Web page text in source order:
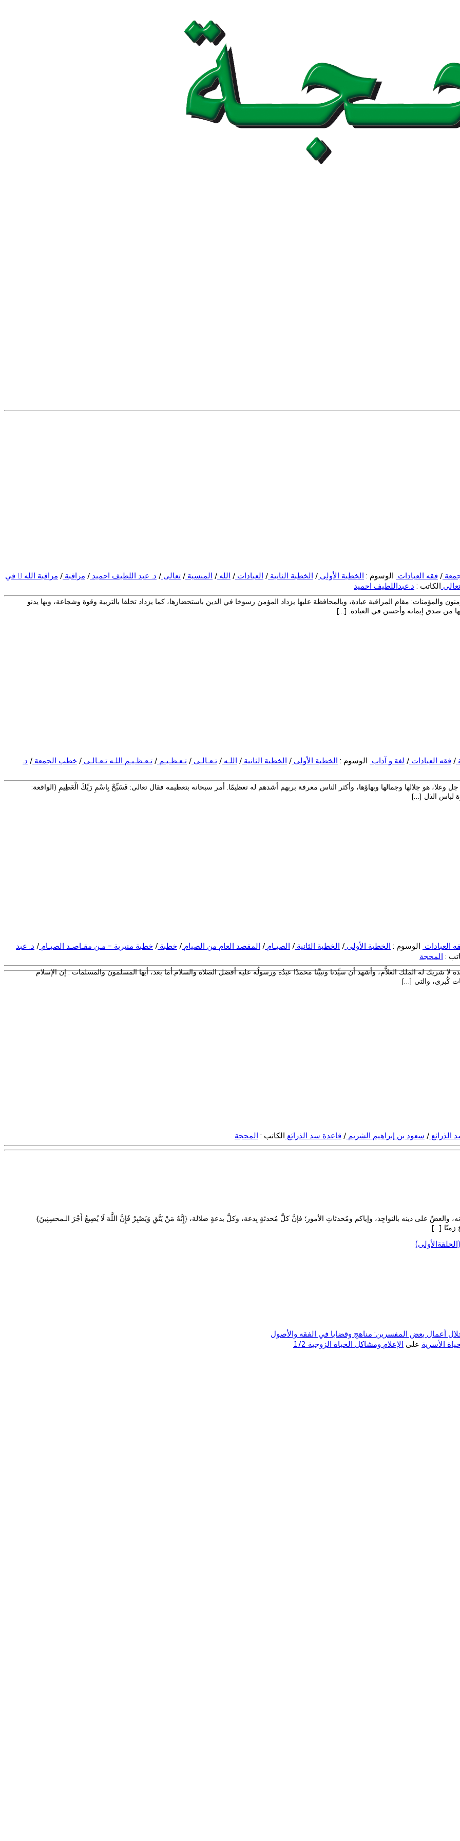
والمؤمنات: مقام المراقبة عبادة، وبالمحافظة عليها يزداد المؤمن رسوخا في الدين باستحضارها، كما يزداد تخلقا بالتربية وقوة وشجاعة، وبها يدنو
من صدق إيمانه وأحسن في العبادة. […]
/ فقه العبادات الوسوم : الخطبة الأولى / الخطبة الثانية / العبادات / الله / المنسية /تعالى / د. عبد اللطيف احميد / مراقبة /
مراقبة الله  في
الكاتب : د.عبداللطيف احميد
جل وعلا، هو جلالها وجمالها وبهاؤها، وأكثر الناس معرفة بربهم أشدهم له تعظيمًا. أمر سبحانه بتعظيمه فقال تعالى: فَسَبِّحْ بِاسْمِ رَبِّكَ الْعَظِيمِ (الواقعة:
/ فقه العبادات / لغة و آداب الوسوم : الخطبة الأولى / الخطبة الثانية / اللـه /تـعـالـى /تـعـظـيـم /تـعـظـيـم اللـه تـعـالـى /خطب الجمعة / د.
لا شريك له الملك العلاَّم، وأشهد أن سيِّدَنا ونبيَّنا محمدًا عبدُه ورسولُه عليه أفضل الصلاة والسلام.أما بعد، أيها المسلمون والمسلمات : إن الإسلام
كُبرى، والتي […]
العبادات الوسوم : الخطبة الأولى / الخطبة الثانية / الصيـام / المقصد العام من الصيام /خطبة /خطبة منبرية - مـن مقـاصـد الصيـام / د. عبد
: المحجة
والعضِّ على دينه بالنواجِذ، وإياكم ومُحدثاتِ الأمور؛ فإنَّ كلَّ مُحدثةٍ بِدعة، وكلَّ بدعةٍ ضلالة، {إِنَّهُ مَنْ يَتَّقِ وَيَصْبِرْ فَإِنَّ اللَّهَ لَا يُضِيعُ أَجْرَ الـمحسِنِينَ}
الذرائع / سعود بن إبراهيم الشريم / قاعدة سد الذرائع الكاتب : المحجة
أعمال بعض المفسرين: مناهج وقضايا في الفقه والأصول
على الإعلام ومشاكل الحياة الزوجية 1/2